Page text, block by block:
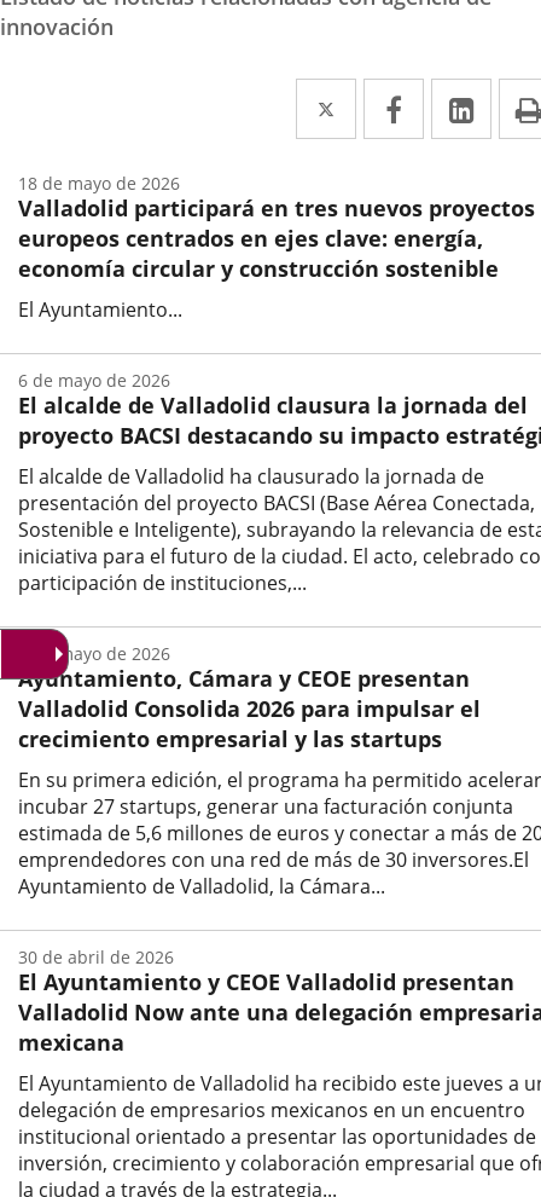
innovación
Twitter
Enlace
a
aplicación
externa.
Facebook
Enlace
a
aplicación
externa.
a
Valladolid participará en tres nuevos proyectos
europeos centrados en ejes clave: energía,
economía circular y construcción sostenible
El Ayuntamiento...
la
noticia
18 de mayo de 2026
El alcalde de Valladolid clausura la jornada del
proyecto BACSI destacando su impacto
El alcalde de Valladolid ha clausurado la jornada de
presentación del proyecto BACSI (Base Aérea Conectada,
Sostenible e Inteligente), subrayando la relevancia de
iniciativa para el futuro de la ciudad. El acto, celebrado
participación de instituciones,...
noticia
6 de mayo de 2026
Ayuntamiento, Cámara y CEOE presentan
Valladolid Consolida 2026 para impulsar el
crecimiento empresarial y las startups
En su primera edición, el programa ha permitido
incubar 27 startups, generar una facturación conjunta
estimada de 5,6 millones de euros y conectar a más de
emprendedores con una red de más de 30 inversores.El
Ayuntamiento de Valladolid, la Cámara...
la
noticia
5 de mayo de 2026
El Ayuntamiento y CEOE Valladolid presentan
Valladolid Now ante una delegación
mexicana
El Ayuntamiento de Valladolid ha recibido este jueves a
delegación de empresarios mexicanos en un encuentro
institucional orientado a presentar las oportunidades de
inversión, crecimiento y colaboración empresarial que
la ciudad a través de la estrategia...
30 de abril de 2026